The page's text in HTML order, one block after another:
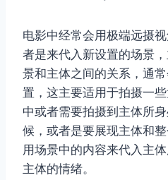
电影中经常会用极端远摄
者是来代入新设置的场景
景和主体之间的关系，通
置，这主要适用于拍摄一
中或者需要拍摄到主体所
候，或者是要展现主体和
用场景中的内容来代入主
主体的情绪。